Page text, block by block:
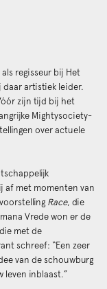
regisseur bij Het
daar artistiek leider.
zijn tijd bij het
Mightysociety-
over actuele
af met momenten van
Race, die
Vrede won er de
met de
schreef: “Een zeer
van de schouwburg
leven inblaast.”